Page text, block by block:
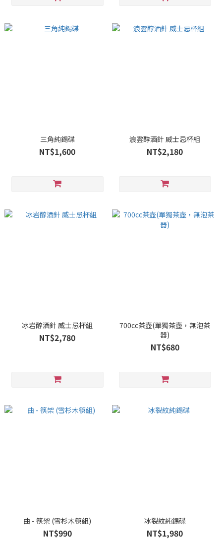
三角純錫碟
NT$1,600
浪雲醇酒針 威士忌杯組
NT$2,180
冰岩醇酒針 威士忌杯組
NT$2,780
700cc茶壺(單獨茶壺，無泡茶
器)
NT$680
曲 - 筷架 (雪杉木筷組)
NT$990
冰裂紋純錫碟
NT$1,980